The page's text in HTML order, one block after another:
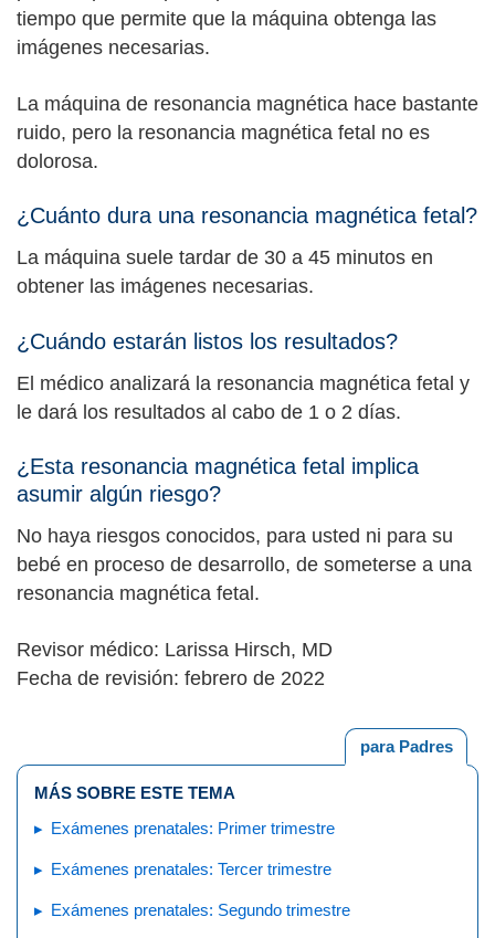
tiempo que permite que la máquina obtenga las
imágenes necesarias.
La máquina de resonancia magnética hace bastante
ruido, pero la resonancia magnética fetal no es
dolorosa.
¿Cuánto dura una resonancia magnética fetal?
La máquina suele tardar de 30 a 45 minutos en
obtener las imágenes necesarias.
¿Cuándo estarán listos los resultados?
El médico analizará la resonancia magnética fetal y
le dará los resultados al cabo de 1 o 2 días.
¿Esta resonancia magnética fetal implica
asumir algún riesgo?
No haya riesgos conocidos, para usted ni para su
bebé en proceso de desarrollo, de someterse a una
resonancia magnética fetal.
Revisor médico: Larissa Hirsch, MD
Fecha de revisión: febrero de 2022
para Padres
MÁS SOBRE ESTE TEMA
Exámenes prenatales: Primer trimestre
Exámenes prenatales: Tercer trimestre
Exámenes prenatales: Segundo trimestre